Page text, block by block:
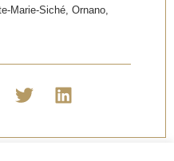
Marie-Siché, Ornano,